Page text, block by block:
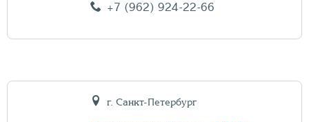
+7 (962) 924-22-66
г. Санкт-Петербург